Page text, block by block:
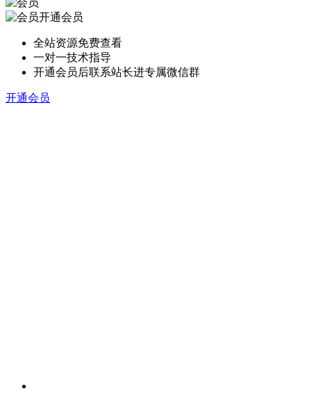
开通会员
全站资源免费查看
一对一技术指导
开通会员后联系站长进专属微信群
开通会员